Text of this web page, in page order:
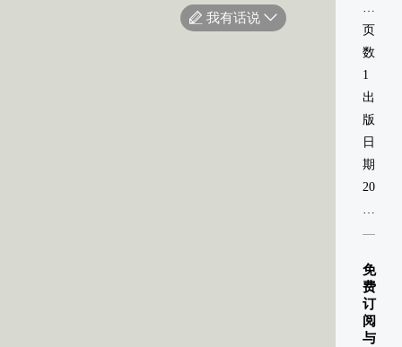
我有话说
现
实
场
景
页
数：
1
出
版
日
期：
2020-
01-
01
免
费
订
阅
与